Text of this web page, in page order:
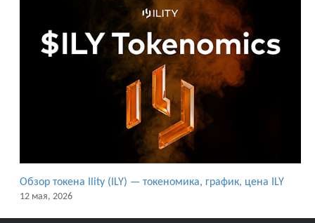
Обзор токена Ility (ILY) — токеномика, график, цена ILY
12 мая, 2026